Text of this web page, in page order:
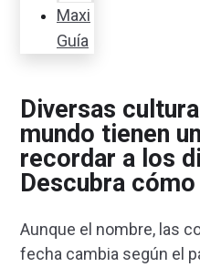
Maxi
Guía
Diversas
mundo tienen
recordar a los
Descubra
Aunque el nombre, las
fecha cambia según el